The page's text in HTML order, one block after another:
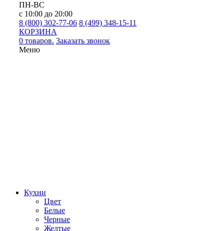
ПН-ВС
с 10:00 до 20:00
8 (800) 302-77-06 8 (499) 348-15-11
КОРЗИНА
0 товаров. Заказать звонок
Меню
Кухни
Цвет
Белые
Черные
Желтые